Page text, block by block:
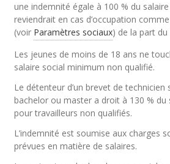
une indemnité égale à 100 % du
reviendrait en cas d’occupation
(voir Paramètres sociaux) de la part du
Les jeunes de moins de 18 ans ne
salaire social minimum non qualifié.
Le détenteur d’un brevet de technicien
bachelor ou master a droit à 130 % du
pour travailleurs non qualifiés.
L’indemnité est soumise aux charges
prévues en matière de salaires.